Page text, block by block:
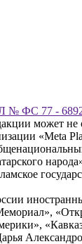
№ ФС 77 -
может
«Meta